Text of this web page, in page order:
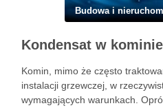
Budowa i
Komin, mimo że często
instalacji grzewczej, w
wymagających warunkach.